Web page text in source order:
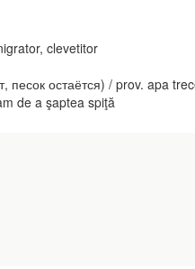
clevetitor
песок остаётся) / prov. apa
de a şaptea spiţă